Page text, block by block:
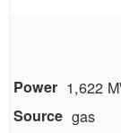
1,622
gas